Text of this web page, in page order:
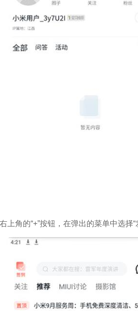
角的“+”按钮，在弹出的菜单中选择“